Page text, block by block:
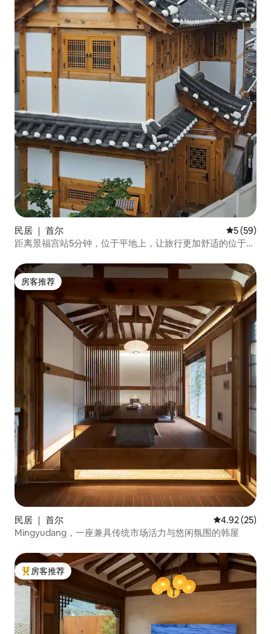
民居 ｜ 首尔 平均评分
5 (59)
距离景福宫站5分钟，位于平地上，让旅行更加舒适的位于西
房客推荐
房客推荐
民居 ｜ 首尔 平均评分
4.92 (25)
Mingyudang，一座兼具传统市场活力与悠闲氛围的韩屋
热门「房客推荐」
房客推荐